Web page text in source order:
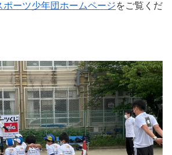
ポーツ少年団ホームページをご覧くだ